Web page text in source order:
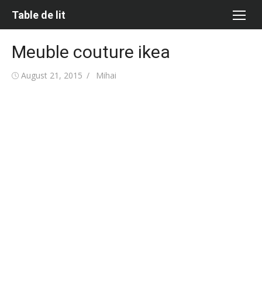
Table de lit
Meuble couture ikea
Posted
August 21, 2015 Author
Mihai